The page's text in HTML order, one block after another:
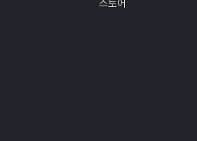
스토어